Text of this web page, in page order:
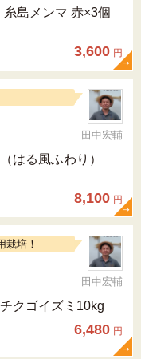
島メンマ 赤×3個
3,600 円
田中宏輔
はる風ふわり）
8,100 円
栽培！
田中宏輔
クゴイズミ10kg
6,480 円